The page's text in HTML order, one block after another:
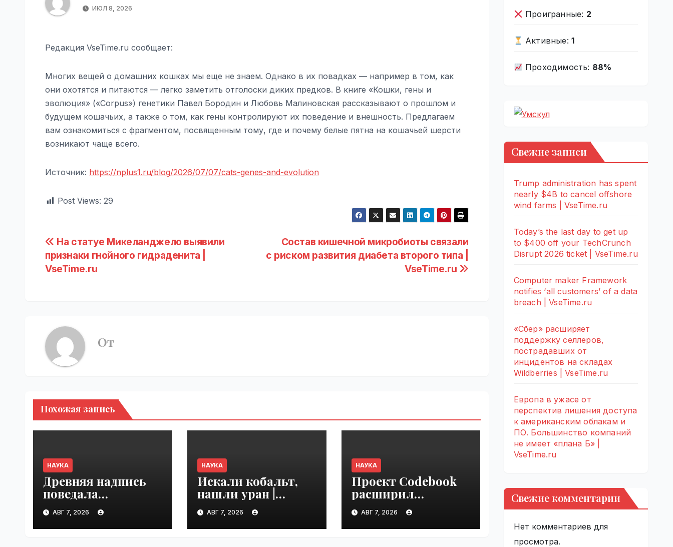
ИЮЛ 8, 2026
Редакция VseTime.ru сообщает:
Многих вещей о домашних кошках мы еще не знаем. Однако в их повадках — например в том, как
они охотятся и питаются — легко заметить отголоски диких предков. В книге «Кошки, гены и
эволюция» («Corpus») генетики Павел Бородин и Любовь Малиновская рассказывают о прошлом и
будущем кошачьих, а также о том, как гены контролируют их поведение и внешность. Предлагаем
вам ознакомиться с фрагментом, посвященным тому, где и почему белые пятна на кошачьей шерсти
возникают чаще всего.
Источник: https://nplus1.ru/blog/2026/07/07/cats-genes-and-evolution
Post Views: 29
Навигация
по
Состав кишечной микробиоты связали
с риском развития диабета второго типа |
VseTime.ru
На статуе Микеланджело выявили
признаки гнойного гидраденита |
VseTime.ru
От
Похожая запись
НАУКА
Древняя надпись
поведала
о налоговых
преступлениях |
VseTime.ru
АВГ 7, 2026
НАУКА
Искали кобальт,
нашли уран |
VseTime.ru
АВГ 7, 2026
НАУКА
Проект Codebook
расширил
известный словарь
связывания белков
с ДНК
АВГ 7, 2026
Проигранные: 2
Активные: 1
Проходимость: 88%
Свежие записи
Trump administration has spent
nearly $4B to cancel offshore
wind farms | VseTime.ru
Today’s the last day to get up
to $400 off your TechCrunch
Disrupt 2026 ticket | VseTime.ru
Computer maker Framework
notifies ‘all customers’ of a data
breach | VseTime.ru
«Сбер» расширяет
поддержку селлеров,
пострадавших от
инцидентов на складах
Wildberries | VseTime.ru
Европа в ужасе от
перспектив лишения доступа
к американским облакам и
ПО. Большинство компаний
не имеет «плана Б» |
VseTime.ru
Свежие комментарии
Нет комментариев для
просмотра.